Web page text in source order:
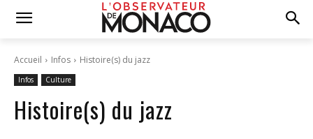
Accueil Infos Histoire(s) du jazz
Infos Culture
Histoire(s) du jazz